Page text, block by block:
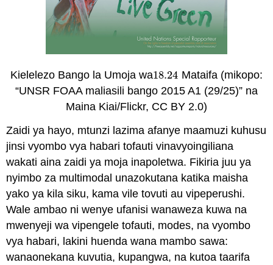
Kielelezo Bango la Umoja wa18.24
18.24 Mataifa (mikopo:
“UNSR FOAA maliasili bango 2015 A1 (29/25)” na
Maina Kiai/Flickr, CC BY 2.0)
Zaidi ya hayo, mtunzi lazima afanye maamuzi kuhusu
jinsi vyombo vya habari tofauti vinavyoingiliana
wakati aina zaidi ya moja inapoletwa. Fikiria juu ya
nyimbo za multimodal unazokutana katika maisha
yako ya kila siku, kama vile tovuti au vipeperushi.
Wale ambao ni wenye ufanisi wanaweza kuwa na
mwenyeji wa vipengele tofauti, modes, na vyombo
vya habari, lakini huenda wana mambo sawa:
wanaonekana kuvutia, kupangwa, na kutoa taarifa